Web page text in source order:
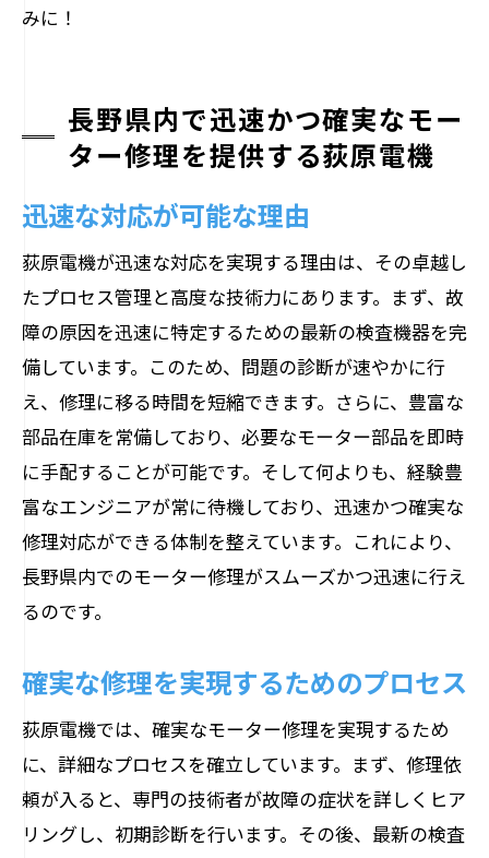
みに！
長野県内で迅速かつ確実なモー
ター修理を提供する荻原電機
迅速な対応が可能な理由
荻原電機が迅速な対応を実現する理由は、その卓越し
たプロセス管理と高度な技術力にあります。まず、故
障の原因を迅速に特定するための最新の検査機器を完
備しています。このため、問題の診断が速やかに行
え、修理に移る時間を短縮できます。さらに、豊富な
部品在庫を常備しており、必要なモーター部品を即時
に手配することが可能です。そして何よりも、経験豊
富なエンジニアが常に待機しており、迅速かつ確実な
修理対応ができる体制を整えています。これにより、
長野県内でのモーター修理がスムーズかつ迅速に行え
るのです。
確実な修理を実現するためのプロセス
荻原電機では、確実なモーター修理を実現するため
に、詳細なプロセスを確立しています。まず、修理依
頼が入ると、専門の技術者が故障の症状を詳しくヒア
リングし、初期診断を行います。その後、最新の検査